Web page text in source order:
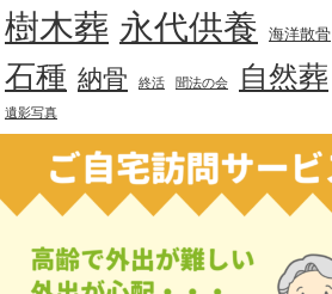
樹木葬 永代供養 海洋散骨
石種 納骨 終活 聞法の会 自然葬
遺影写真